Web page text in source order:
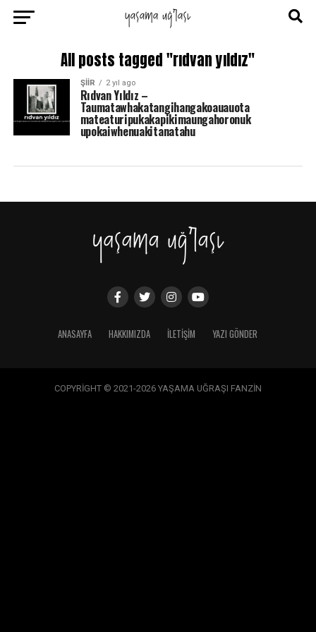
All posts tagged "rıdvan yıldız"
ŞIIR 2 yıl ago
Rıdvan Yıldız –
Taumatawhakatangihangakoauauota
mateaturipukakapikimaungahoronuk
upokaiwhenuakitanatahu
ANASAYFA HAKKIMIZDA İLETIŞIM YAZI GÖNDER
COPYRİGHT © 2021-2026 YAŞAMA UĞRAŞI FANZİN